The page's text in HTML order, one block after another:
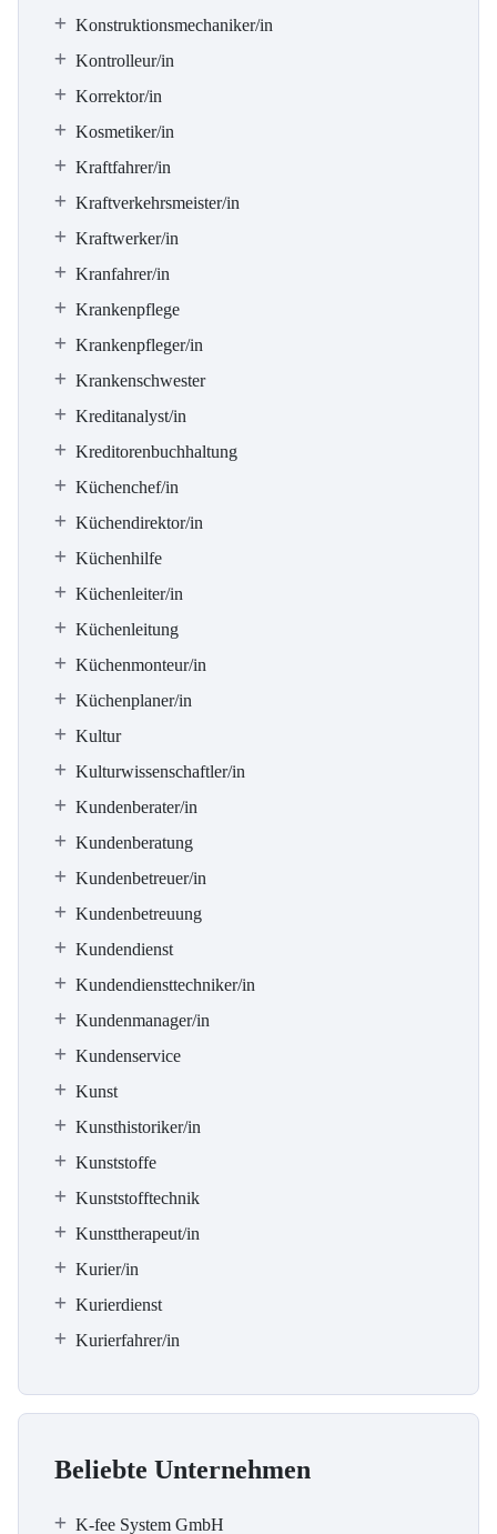
Konstruktionsmechaniker/in
Kontrolleur/in
Korrektor/in
Kosmetiker/in
Kraftfahrer/in
Kraftverkehrsmeister/in
Kraftwerker/in
Kranfahrer/in
Krankenpflege
Krankenpfleger/in
Krankenschwester
Kreditanalyst/in
Kreditorenbuchhaltung
Küchenchef/in
Küchendirektor/in
Küchenhilfe
Küchenleiter/in
Küchenleitung
Küchenmonteur/in
Küchenplaner/in
Kultur
Kulturwissenschaftler/in
Kundenberater/in
Kundenberatung
Kundenbetreuer/in
Kundenbetreuung
Kundendienst
Kundendiensttechniker/in
Kundenmanager/in
Kundenservice
Kunst
Kunsthistoriker/in
Kunststoffe
Kunststofftechnik
Kunsttherapeut/in
Kurier/in
Kurierdienst
Kurierfahrer/in
Beliebte Unternehmen
K-fee System GmbH